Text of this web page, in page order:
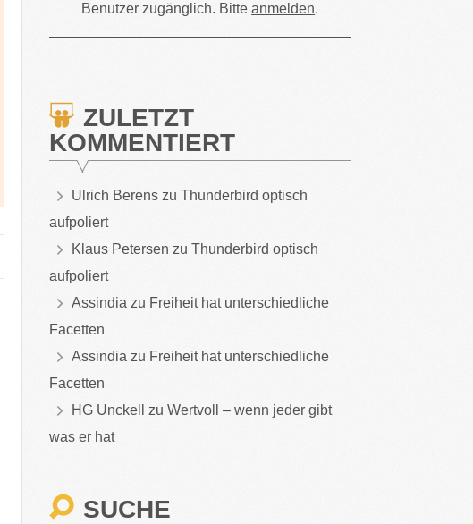
Benutzer zugänglich. Bitteanmelden.
ZULETZT
KOMMENTIERT
Ulrich Berenszu Thunderbird optisch
aufpoliert
Klaus Petersen zu Thunderbird optisch
aufpoliert
Assindia zu Freiheit hat unterschiedliche
Facetten
Assindia zu Freiheit hat unterschiedliche
Facetten
HG Unckell
zu Wertvoll – wenn jeder gibt
was er hat
SUCHE